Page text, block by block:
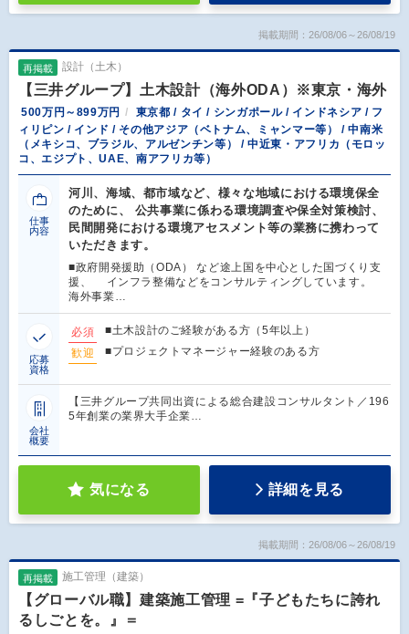
掲載期間：26/08/06～26/08/19
再掲載 設計（土木）
【三井グループ】土木設計（海外ODA）※東京・海外
500万円～899万円
東京都 / タイ / シンガポール / インドネシア / フ
ィリピン / インド / その他アジア（ベトナム、ミャンマー等） / 中南米
（メキシコ、ブラジル、アルゼンチン等） / 中近東・アフリカ（モロッ
コ、エジプト、UAE、南アフリカ等）
仕事
内容
河川、海域、都市域など、様々な地域における環境保全
のために、 公共事業に係わる環境調査や保全対策検討、
民間開発における環境アセスメント等の業務に携わって
いただきます。
■政府開発援助（ODA） など途上国を中心とした国づくり支
援、 インフラ整備などをコンサルティングしています。
海外事業…
応募
資格
必須
■土木設計のご経験がある方（5年以上）
歓迎
■プロジェクトマネージャー経験のある方
会社
概要
【三井グループ共同出資による総合建設コンサルタント／196
5年創業の業界大手企業…
気になる 詳細を見る
掲載期間：26/08/06～26/08/19
再掲載 施工管理（建築）
【グローバル職】建築施工管理 =『子どもたちに誇れ
るしごとを。』＝